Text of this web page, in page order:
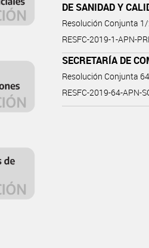
DE SANIDAD Y
Resolución Conjunta
RESFC-2019-1-APN-
SECRETARÍA DE
Resolución Conjunta
RESFC-2019-64-APN-